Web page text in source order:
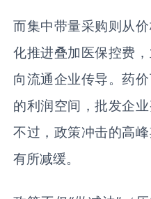
而集中带量采购则从
化推进叠加医保控费
向流通企业传导。药
的利润空间，批发企
不过，政策冲击的高
有所减缓。